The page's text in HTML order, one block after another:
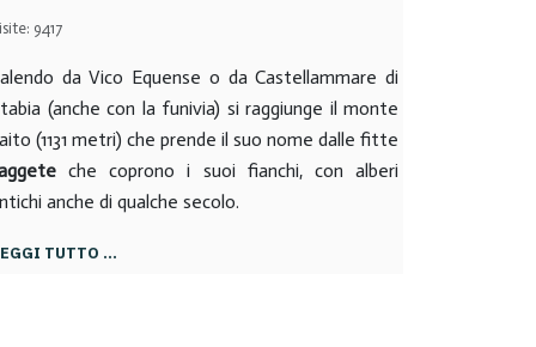
9417
da Vico Equense o da Castellammare di
(anche con la funivia) si raggiunge il monte
(1131 metri) che prende il suo nome dalle fitte
che coprono i suoi fianchi, con alberi
anche di qualche secolo.
TUTTO …